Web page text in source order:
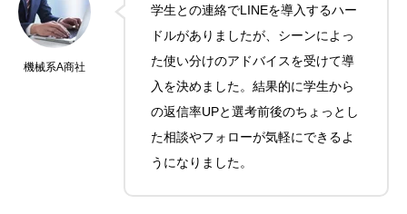
機械系A商社
学生との連絡でLINEを導入するハー
ドルがありましたが、シーンによっ
た使い分けのアドバイスを受けて導
入を決めました。結果的に学生から
の返信率UPと選考前後のちょっとし
た相談やフォローが気軽にできるよ
うになりました。